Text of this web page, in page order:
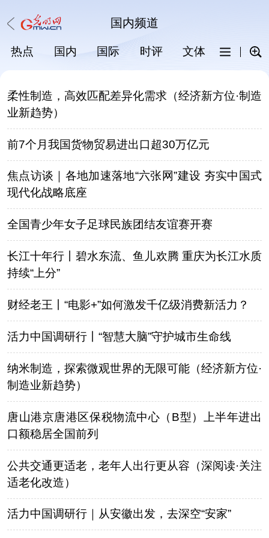
国内频道
热点 国内 国际 时评 文体 科普
柔性制造，高效匹配差异化需求（经济新方位·制造
业新趋势）
前7个月我国货物贸易进出口超30万亿元
焦点访谈｜各地加速落地“六张网”建设 夯实中国式
现代化战略底座
全国青少年女子足球民族团结友谊赛开赛
长江十年行丨碧水东流、鱼儿欢腾 重庆为长江水质
持续“上分”
财经老王丨“电影+”如何激发千亿级消费新活力？
活力中国调研行丨“智慧大脑”守护城市生命线
纳米制造，探索微观世界的无限可能（经济新方位·
制造业新趋势）
唐山港京唐港区保税物流中心（B型）上半年进出
口额稳居全国前列
公共交通更适老，老年人出行更从容（深阅读·关注
适老化改造）
活力中国调研行｜从安徽出发，去深空“安家”